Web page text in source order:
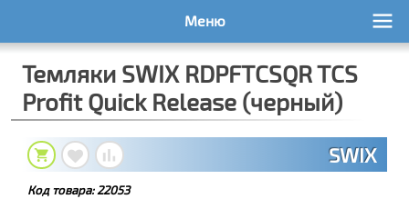
Меню
Темляки SWIX RDPFTCSQR TCS
Profit Quick Release (черный)
SWIX
Код товара:22053